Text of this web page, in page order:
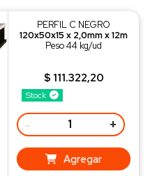
Stock
PERFIL C NEGRO
120x50x15 x 2,0mm x 12m
Peso 44 kg/ud
$ 111.322,20
- +
Agregar